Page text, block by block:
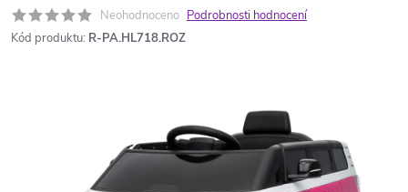
Neohodnoceno Podrobnosti hodnocení
Kód produktu: R-PA.HL718.ROZ